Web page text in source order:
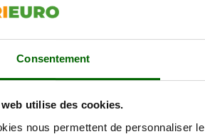
Consentement
utilise des cookies.
nous permettent de personnaliser
la machine permet de travailler même en
motorisées à chenilles varie de
toute sécurité varie de 15 % à 30 %,
motorisée
toutes les situationsoù il est nécessaire
permet de travailler en sécurité même sur